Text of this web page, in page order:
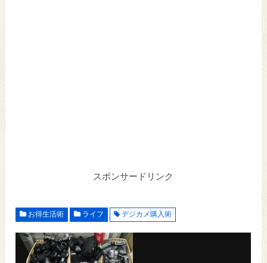
スポンサードリンク
お得生活術 ライフ デジカメ購入術